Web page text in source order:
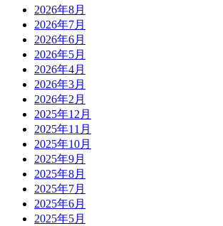
2026年8月
2026年7月
2026年6月
2026年5月
2026年4月
2026年3月
2026年2月
2025年12月
2025年11月
2025年10月
2025年9月
2025年8月
2025年7月
2025年6月
2025年5月